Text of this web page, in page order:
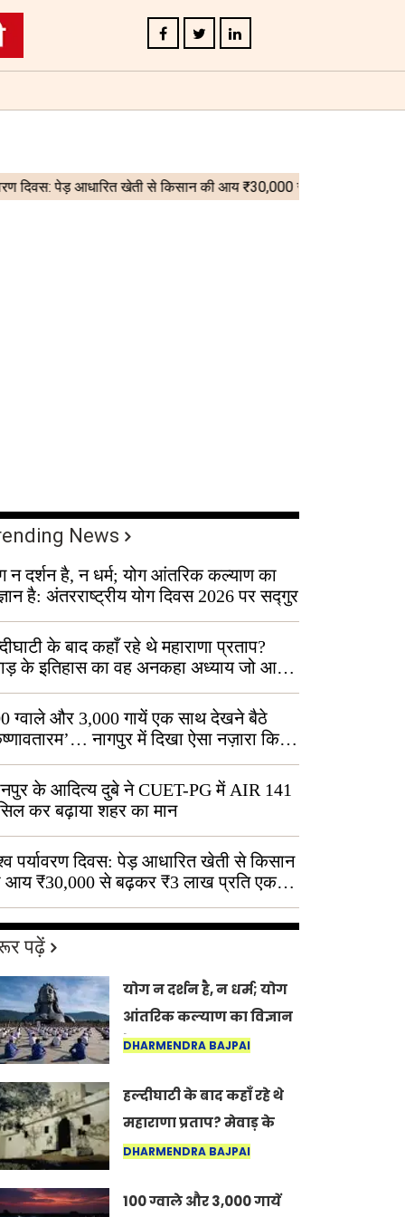
News
न दर्शन है, न धर्म; योग आंतरिक कल्याण का
है: अंतरराष्ट्रीय योग दिवस 2026 पर सद्गुर
के बाद कहाँ रहे थे महाराणा प्रताप?
के इतिहास का वह अनकहा अध्याय जो आज
में जीवित है
ग्वाले और 3,000 गायें एक साथ देखने बैठे
नागपुर में दिखा ऐसा नज़ारा कि
बोले, “ऐसा तो सिर्फ़ कृष्ण ही कर सकते हैं”
के आदित्य दुबे ने CUET-PG में AIR 141
कर बढ़ाया शहर का मान
पर्यावरण दिवस: पेड़ आधारित खेती से किसान
आय ₹30,000 से बढ़कर ₹3 लाख प्रति एकड़
पढ़ें
योग न दर्शन है, न धर्म; योग
आंतरिक कल्याण का विज्ञान
है: अंतरराष्ट्रीय योग दिवस
DHARMENDRA BAJPAI
हल्दीघाटी के बाद कहाँ रहे थे
महाराणा प्रताप? मेवाड़ के
इतिहास का वह अनकहा
में जीवित है
DHARMENDRA BAJPAI
100 ग्वाले और 3,000 गायें